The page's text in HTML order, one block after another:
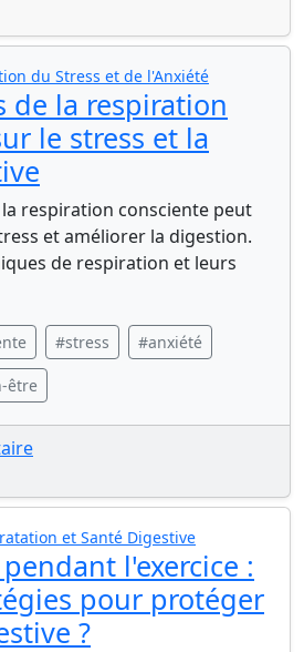
du Stress et de l'Anxiété
de la respiration
le stress et la
respiration consciente peut
et améliorer la digestion.
de respiration et leurs
#stress #anxiété
être
et Santé Digestive
l'exercice :
pour protéger
?